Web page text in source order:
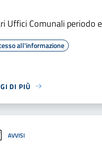
Uffici Comunali periodo
all'informazione
DI PIÙ
AVVISI